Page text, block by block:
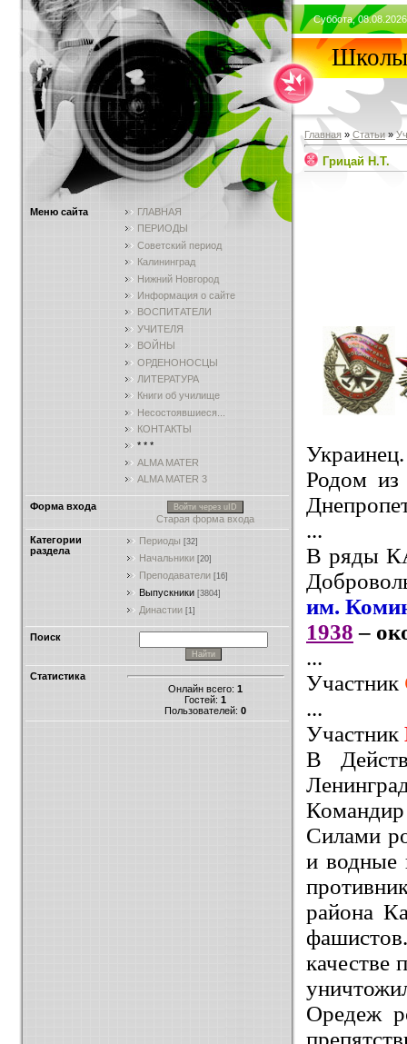
Меню сайта
ГЛАВНАЯ
ПЕРИОДЫ
Советский период
Калининград
Нижний Новгород
Информация о сайте
ВОСПИТАТЕЛИ
УЧИТЕЛЯ
ВОЙНЫ
ОРДЕНОНОСЦЫ
ЛИТЕРАТУРА
Книги об училище
Несостоявшиеся...
КОНТАКТЫ
* * *
ALMA MATER
ALMA MATER 3
Форма входа Войти через uID
Старая форма входа
Категории
раздела
Периоды [32]
Начальники [20]
Преподаватели [16]
Выпускники [3804]
Династии [1]
Поиск
Статистика
Онлайн всего: 1
Гостей: 1
Пользователей: 0
Суббота,
Школы
Главная » Статьи »
Грицай Н.Т.
Украинец.
Родом из
...
В ряды
им.
1938 –
...
Участник
...
Участник
В
Силами
и водные
района
качестве
Оредеж